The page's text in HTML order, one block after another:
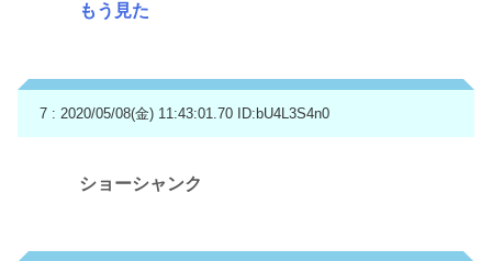
もう見た
7 : 2020/05/08(金) 11:43:01.70 ID:bU4L3S4n0
ショーシャンク